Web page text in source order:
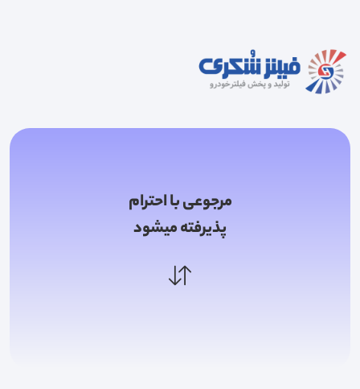
مرجوعی با احترام
پذیرفته میشود